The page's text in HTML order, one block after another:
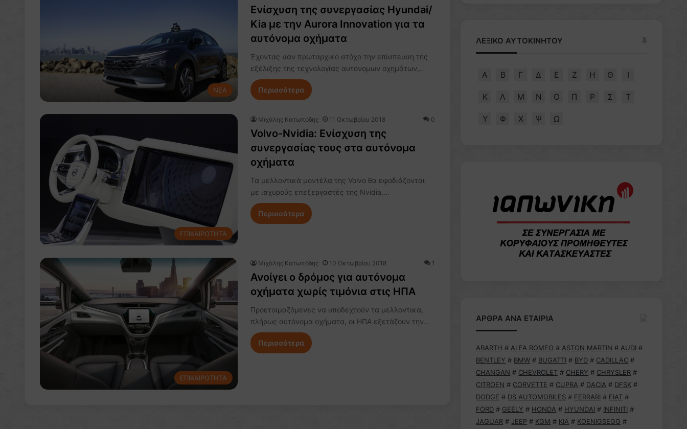
NEA
Ενίσχυση της συνεργασίας Hyundai/
Kia με την Aurora Innovation για τα
αυτόνομα οχήματα
Έχοντας σαν πρωταρχικό στόχο την επίσπευση της
εξέλιξης της τεχνολογίας αυτόνομων οχημάτων,…
Περισσότερα
ΕΠΙΚΑΙΡΟΤΗΤΑ
Μιχάλης Κατωπόδης 11 Οκτωβρίου 2018 0
Volvo-Nvidia: Ενίσχυση της
συνεργασίας τους στα αυτόνομα
οχήματα
Τα μελλοντικά μοντέλα της Volvo θα εφοδιάζονται
με ισχυρούς επεξεργαστές της Nvidia,…
Περισσότερα
ΕΠΙΚΑΙΡΟΤΗΤΑ
Μιχάλης Κατωπόδης 10 Οκτωβρίου 2018 1
Ανοίγει ο δρόμος για αυτόνομα
οχήματα χωρίς τιμόνια στις ΗΠΑ
Προετοιμαζόμενες να υποδεχτούν τα μελλοντικά,
πλήρως αυτόνομα οχήματα, οι ΗΠΑ εξετάζουν την…
Περισσότερα
ΛΕΞΙΚΟ ΑΥΤΟΚΙΝΗΤΟΥ
Α Β Γ Δ Ε Ζ Η Θ Ι
Κ Λ Μ Ν Ο Π Ρ Σ Τ
Υ Φ Χ Ψ Ω
ΑΡΘΡΑ ΑΝΑ ΕΤΑΙΡΙΑ
ABARTH # ALFA ROMEO # ASTON MARTIN # AUDI #
BENTLEY # BMW # BUGATTI # BYD # CADILLAC #
CHANGAN # CHEVROLET # CHERY # CHRYSLER #
CITROEN # CORVETTE # CUPRA # DACIA # DFSK #
DODGE # DS AUTOMOBILES # FERRARI # FIAT #
FORD # GEELY # HONDA # HYUNDAI # INFINITI #
JAGUAR # JEEP # KGM # KIA # KOENIGSEGG #